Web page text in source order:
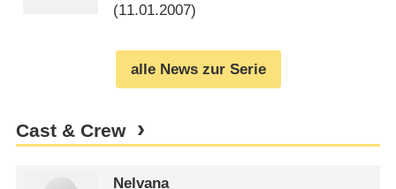
(11.01.2007)
alle News zur Serie
Cast & Crew
Nelvana